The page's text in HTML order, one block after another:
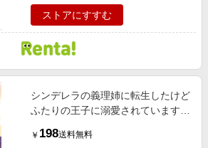
ストアにすすむ
シンデレラの義理姉に転生したけど
ふたりの王子に溺愛されています
￥ 198送料無料